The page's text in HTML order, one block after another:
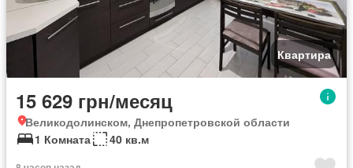
Квартира
15 629 грн/месяц
Великодолинском, Днепропетровской области
1 Комната
40 кв.м